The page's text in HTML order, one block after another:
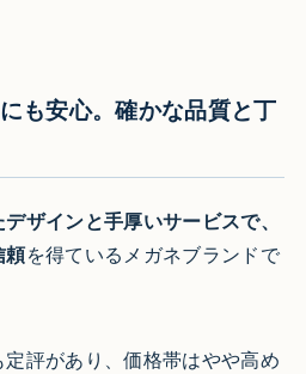
も安心。確かな品質と丁
ザインと手厚いサービスで、
頼を得ているメガネブランドで
評があり、価格帯はやや高め